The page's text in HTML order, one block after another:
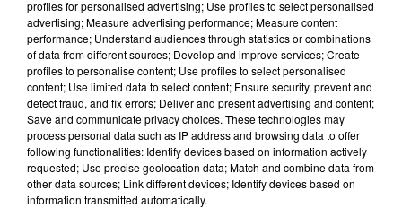
13h16
13h16
KATY PERRY
Roar
13h13
13h13
SEBASTIEN TELLIER &
JULIETTE ARMANET
Attraction
13h09
13h09
SHAKIRA FEAT. BURNA
BOY
Dai Dai
profiles for personalised advertising; Use profiles to select personalised
advertising; Measure advertising performance; Measure content
performance; Understand audiences through statistics or combinations
of data from different sources; Develop and improve services; Create
profiles to personalise content; Use profiles to select personalised
content; Use limited data to select content; Ensure security, prevent and
detect fraud, and fix errors; Deliver and present advertising and content;
Save and communicate privacy choices. These technologies may
process personal data such as IP address and browsing data to offer
following functionalities: Identify devices based on information actively
requested; Use precise geolocation data; Match and combine data from
other data sources; Link different devices; Identify devices based on
information transmitted automatically.